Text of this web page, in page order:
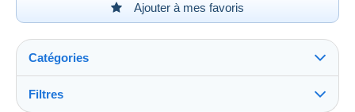
Ajouter à mes favoris
Catégories
Filtres